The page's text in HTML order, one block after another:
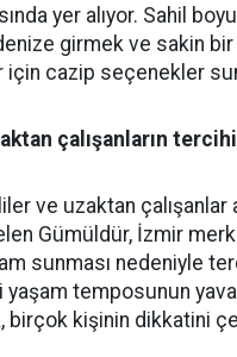
yer alıyor. Sahil
girmek ve sakin bir
cazip seçenekler
çalışanların tercihi
ve uzaktan çalışanlar
Gümüldür, İzmir
sunması nedeniyle
temposunun
birçok kişinin dikkatini